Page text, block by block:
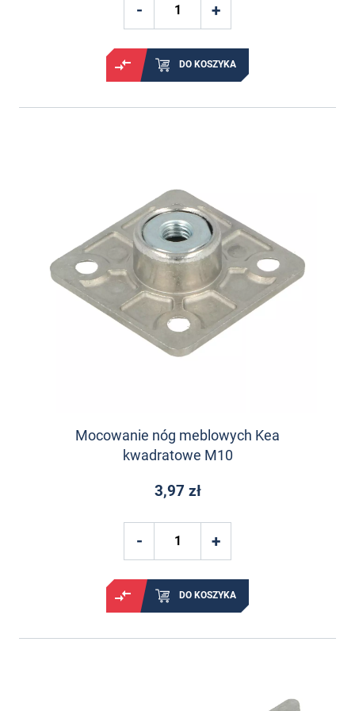
DO KOSZYKA
Mocowanie nóg meblowych Kea
kwadratowe M10
3,97 zł
DO KOSZYKA